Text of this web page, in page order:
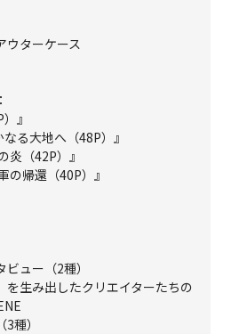
ターケース
』
る大地へ（48P）』
炎（42P）』
の帰還（40P）』
ュー（2種）
生み出したクリエイターたちの
種）